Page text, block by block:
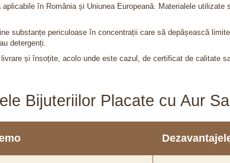
în România și Uniunea Europeană. Materialele
substanțe periculoase în concentrații care să depășească
detergenți.
și însoțite, acolo unde este cazul, de certificat de calitate
Bijuteriilor Placate cu Aur